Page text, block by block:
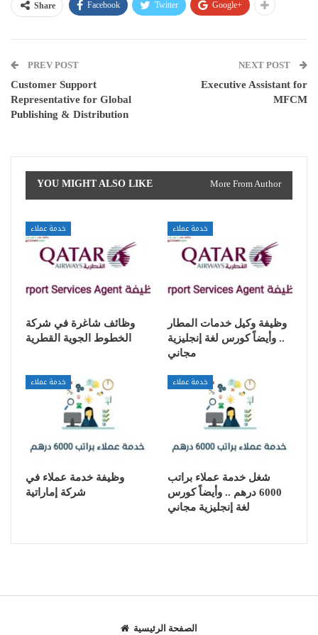
Share Facebook Twitter Google+
PREV POST
Customer Support
Representative for Global
Publishing & Distribution
NEXT POST
Executive Assistant for
MFCM
YOU MIGHT ALSO LIKE More From Author
خدمة عملاء
وظائف شاغرة في شركة
الخطوط الجوية القطرية
خدمة عملاء
وظيفة وكيل خدمات المطار
.. وأيضاً كورس لغة إنجليزية
مجاني
خدمة عملاء
وظيفة خدمة عملاء في
شركة إماراتية
خدمة عملاء
شغل خدمة عملاء براتب
6000 درهم .. وأيضاً كورس
لغة إنجليزية مجاني
الصفحة الرئيسية